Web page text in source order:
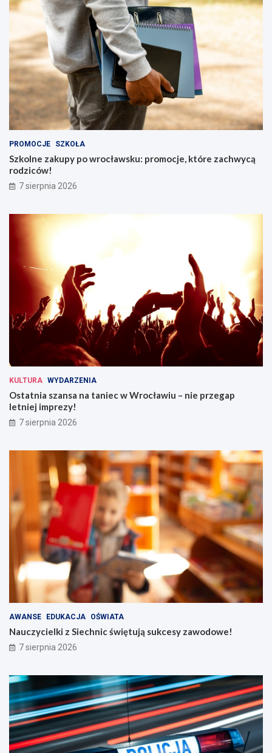
PROMOCJE SZKOŁA
Szkolne zakupy po wrocławsku: promocje, które zachwycą
rodziców!
7 sierpnia 2026
KULTURA WYDARZENIA
Ostatnia szansa na taniec w Wrocławiu – nie przegap
letniej imprezy!
7 sierpnia 2026
AWANSE EDUKACJA OŚWIATA
Nauczycielki z Siechnic świętują sukcesy zawodowe!
7 sierpnia 2026